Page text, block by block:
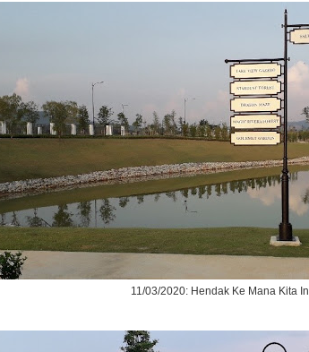
11/03/2020: Hendak Ke Mana Kita